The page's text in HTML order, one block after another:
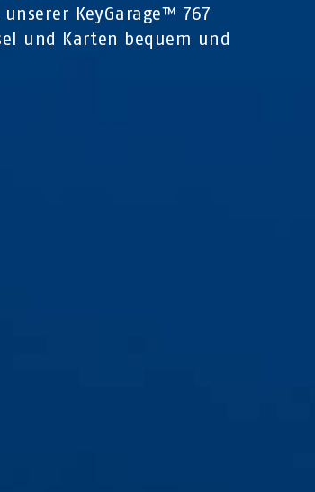
KeyGarage™ 767
und Karten bequem und